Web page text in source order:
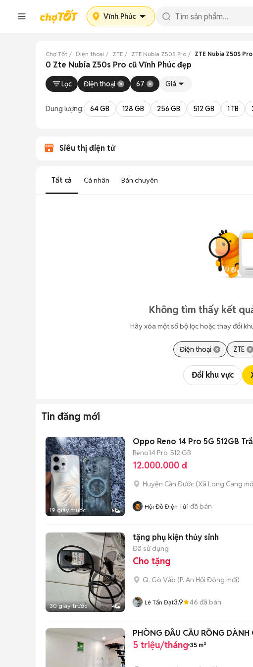
Vĩnh Phúc
Chợ Tốt Điện thoại ZTE ZTE Nubia Z50S Pro ZTE Nubia Z50S
0 Zte Nubia Z50s Pro cũ Vĩnh Phúc đẹp
Lọc Điện thoại 67 Giá
Dung lượng: 64 GB 128 GB 256 GB 512 GB 1 TB
Siêu thị điện tử
Tất cả Cá nhân Bán chuyên
Không tìm thấy kết
Hãy xóa một số bộ lọc hoặc thay đổi
Điện thoại ZTE
Đổi khu vực
Tin đăng mới
19 giây trước 5
Oppo Reno 14 Pro 5G 512GB
Reno14 Pro 512 GB
12.000.000 đ
Huyện Cần Đước (Xã Long Cang
Hội Đồ Điện Tử1 đã bán
30 giây trước 4
tặng phụ kiện thủy sinh
Đã sử dụng
Cho tặng
Q. Gò Vấp (P. An Hội Đông mới)
Lê Tấn Đạt3.9 46 đã bán
PHÒNG ĐẦU CẦU RỒNG
5 triệu/tháng 35 m²